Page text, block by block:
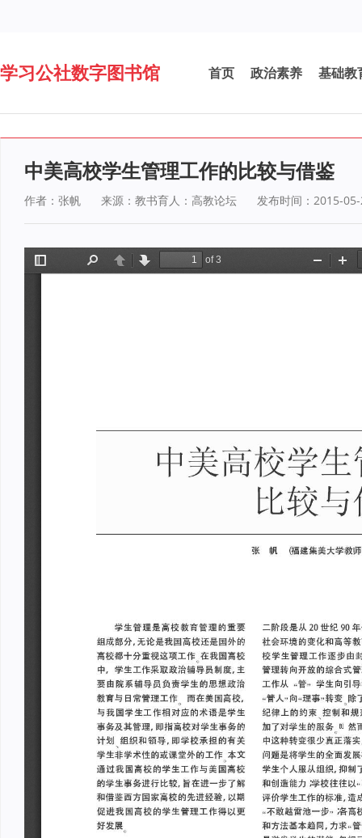
学习公社数字图书馆 首页 政治素养 基础教
中美高校学生管理工作的比较与借鉴
作者：张帆 来源：教书育人：高教论坛 发布时间：2015-